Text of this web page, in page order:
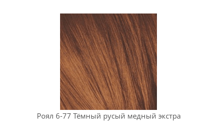
Роял 6-77 Тёмный русый медный экстра